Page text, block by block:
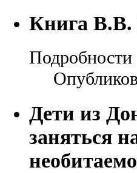
Книга В.В.
Подробности
Дети из
заняться